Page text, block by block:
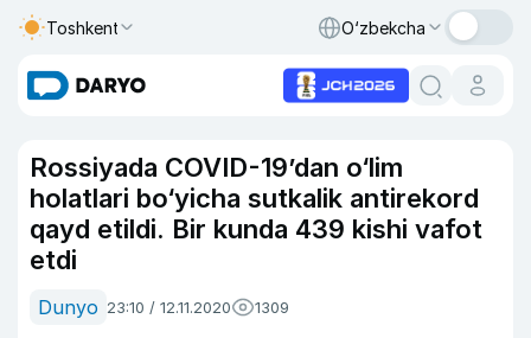
Toshkent O‘zbekcha
Rossiyada COVID-19’dan o‘lim
holatlari bo‘yicha sutkalik antirekord
qayd etildi. Bir kunda 439 kishi vafot
etdi
Dunyo 23:10 / 12.11.2020 1309